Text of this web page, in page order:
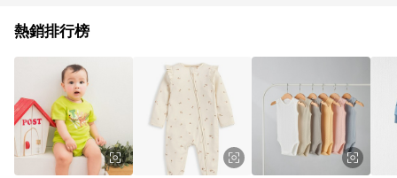
熱銷排行榜